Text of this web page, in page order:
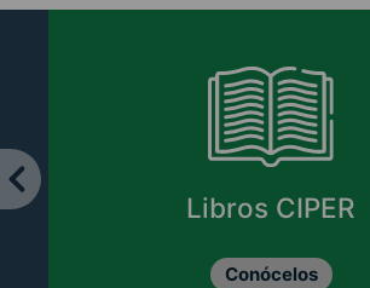
Libros CIPER
Conócelos